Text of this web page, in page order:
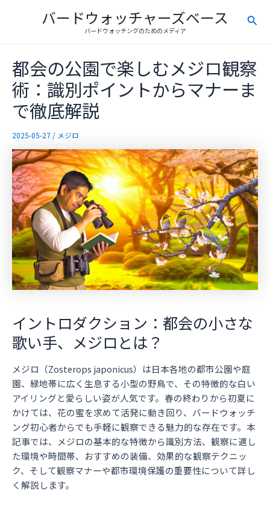
バードウォッチャーズベース
バードウォッチングのためのメディア
検
都会の公園で楽しむメジロ観察
術：識別ポイントからマナーま
で徹底解説
2025-05-27 / メジロ
イントロダクション：都会の小さな
歌い手、メジロとは？
メジロ（Zosterops japonicus）は日本各地の都市公園や庭
園、緑地帯に広く生息する小型の野鳥で、その特徴的な白い
アイリングと愛らしい姿が人気です。春の終わりから初夏に
かけては、花の蜜を求めて活発に動き回り、バードウォッチ
ング初心者からでも手軽に観察できる魅力的な存在です。本
記事では、メジロの基本的な特徴から識別方法、観察に適し
た環境や時間帯、おすすめの装備、効果的な観察テクニッ
ク、そして観察マナーや都市環境保護の重要性について詳し
く解説します。